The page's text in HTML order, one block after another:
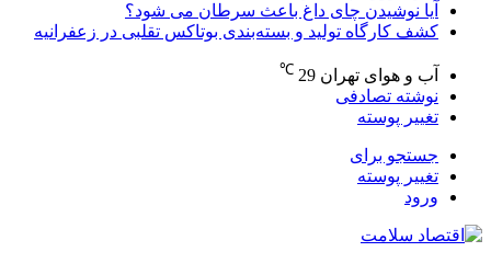
آیا نوشیدن چای داغ باعث سرطان می شود؟
کشف کارگاه تولید و بسته‌بندی بوتاکس تقلبی در زعفرانیه
آب و هوای تهران 29
℃
نوشته تصادفی
تغییر پوسته
جستجو برای
تغییر پوسته
ورود